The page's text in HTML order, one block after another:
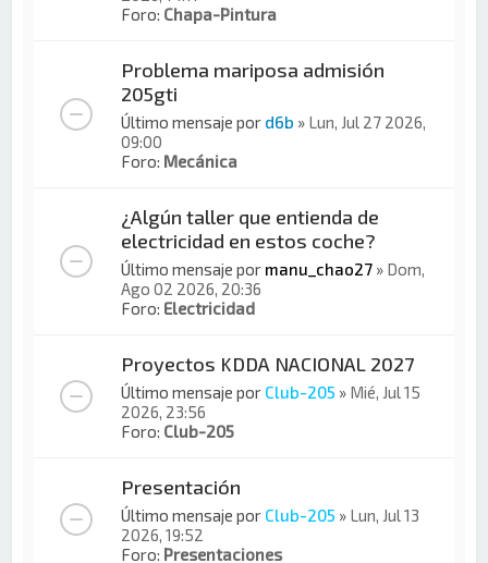
Foro: Chapa-Pintura
Problema mariposa admisión
205gti
Último mensaje por d6b » Lun, Jul 27 2026,
09:00
Foro: Mecánica
¿Algún taller que entienda de
electricidad en estos coche?
Último mensaje por manu_chao27 » Dom,
Ago 02 2026, 20:36
Foro: Electricidad
Proyectos KDDA NACIONAL 2027
Último mensaje por Club-205 » Mié, Jul 15
2026, 23:56
Foro: Club-205
Presentación
Último mensaje por Club-205 » Lun, Jul 13
2026, 19:52
Foro: Presentaciones